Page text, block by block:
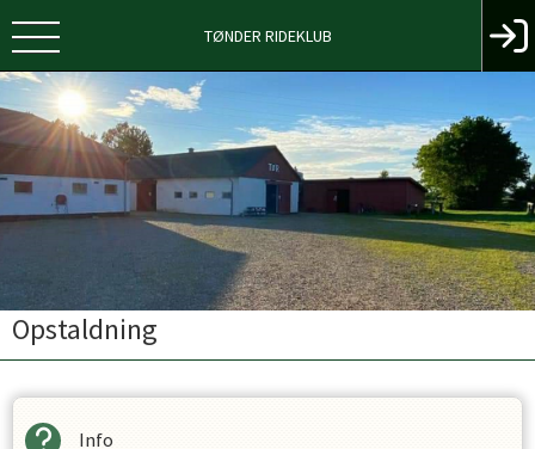
TØNDER RIDEKLUB
Opstaldning
Info